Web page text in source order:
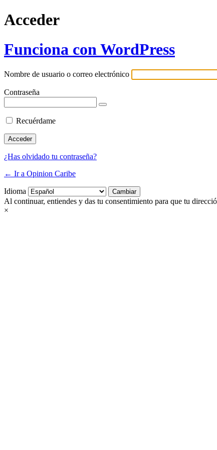
Acceder
Funciona con WordPress
Nombre de usuario o correo electrónico
Contraseña
Recuérdame
¿Has olvidado tu contraseña?
← Ir a Opinion Caribe
Idioma
Al continuar, entiendes y das tu consentimiento para que tu
×